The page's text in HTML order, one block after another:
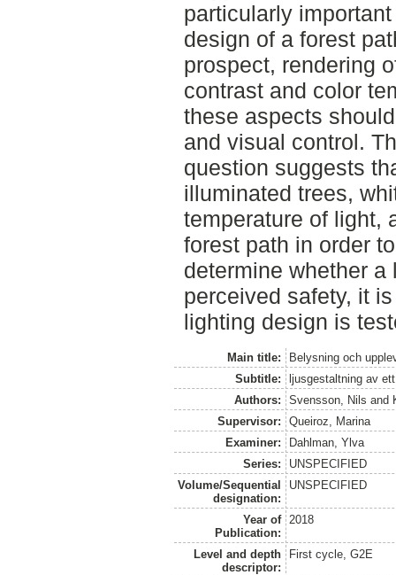
particularly
design of a forest
prospect, rendering
contrast and color
these aspects
and visual control.
question suggests
illuminated trees,
temperature of light,
forest path in order
determine whether
perceived safety, it
lighting design is
Main title:
Belysning och
Subtitle:
ljusgestaltning av
Authors:
Svensson, Nils and
Supervisor:
Queiroz, Marina
Examiner:
Dahlman, Ylva
Series:
UNSPECIFIED
Volume/Sequential
designation:
UNSPECIFIED
Year of
Publication:
2018
Level and depth
descriptor:
First cycle, G2E